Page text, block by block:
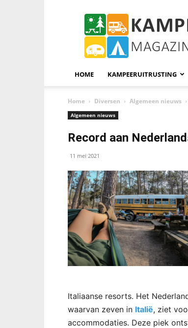
HOME KAMPEERUITRUSTING
Home Diversen Algemeen nieuws
Algemeen nieuws
Record aan
11 mei 2021
Italiaanse resorts. Het
waarvan zeven in Italië, ziet
accommodaties. Deze piek